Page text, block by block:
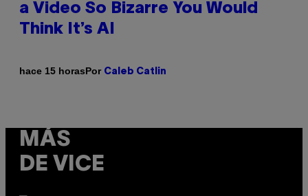
a Video So Bizarre You Would
Think It’s AI
hace 15 horasPor Caleb Catlin
MÁS
DE VICE